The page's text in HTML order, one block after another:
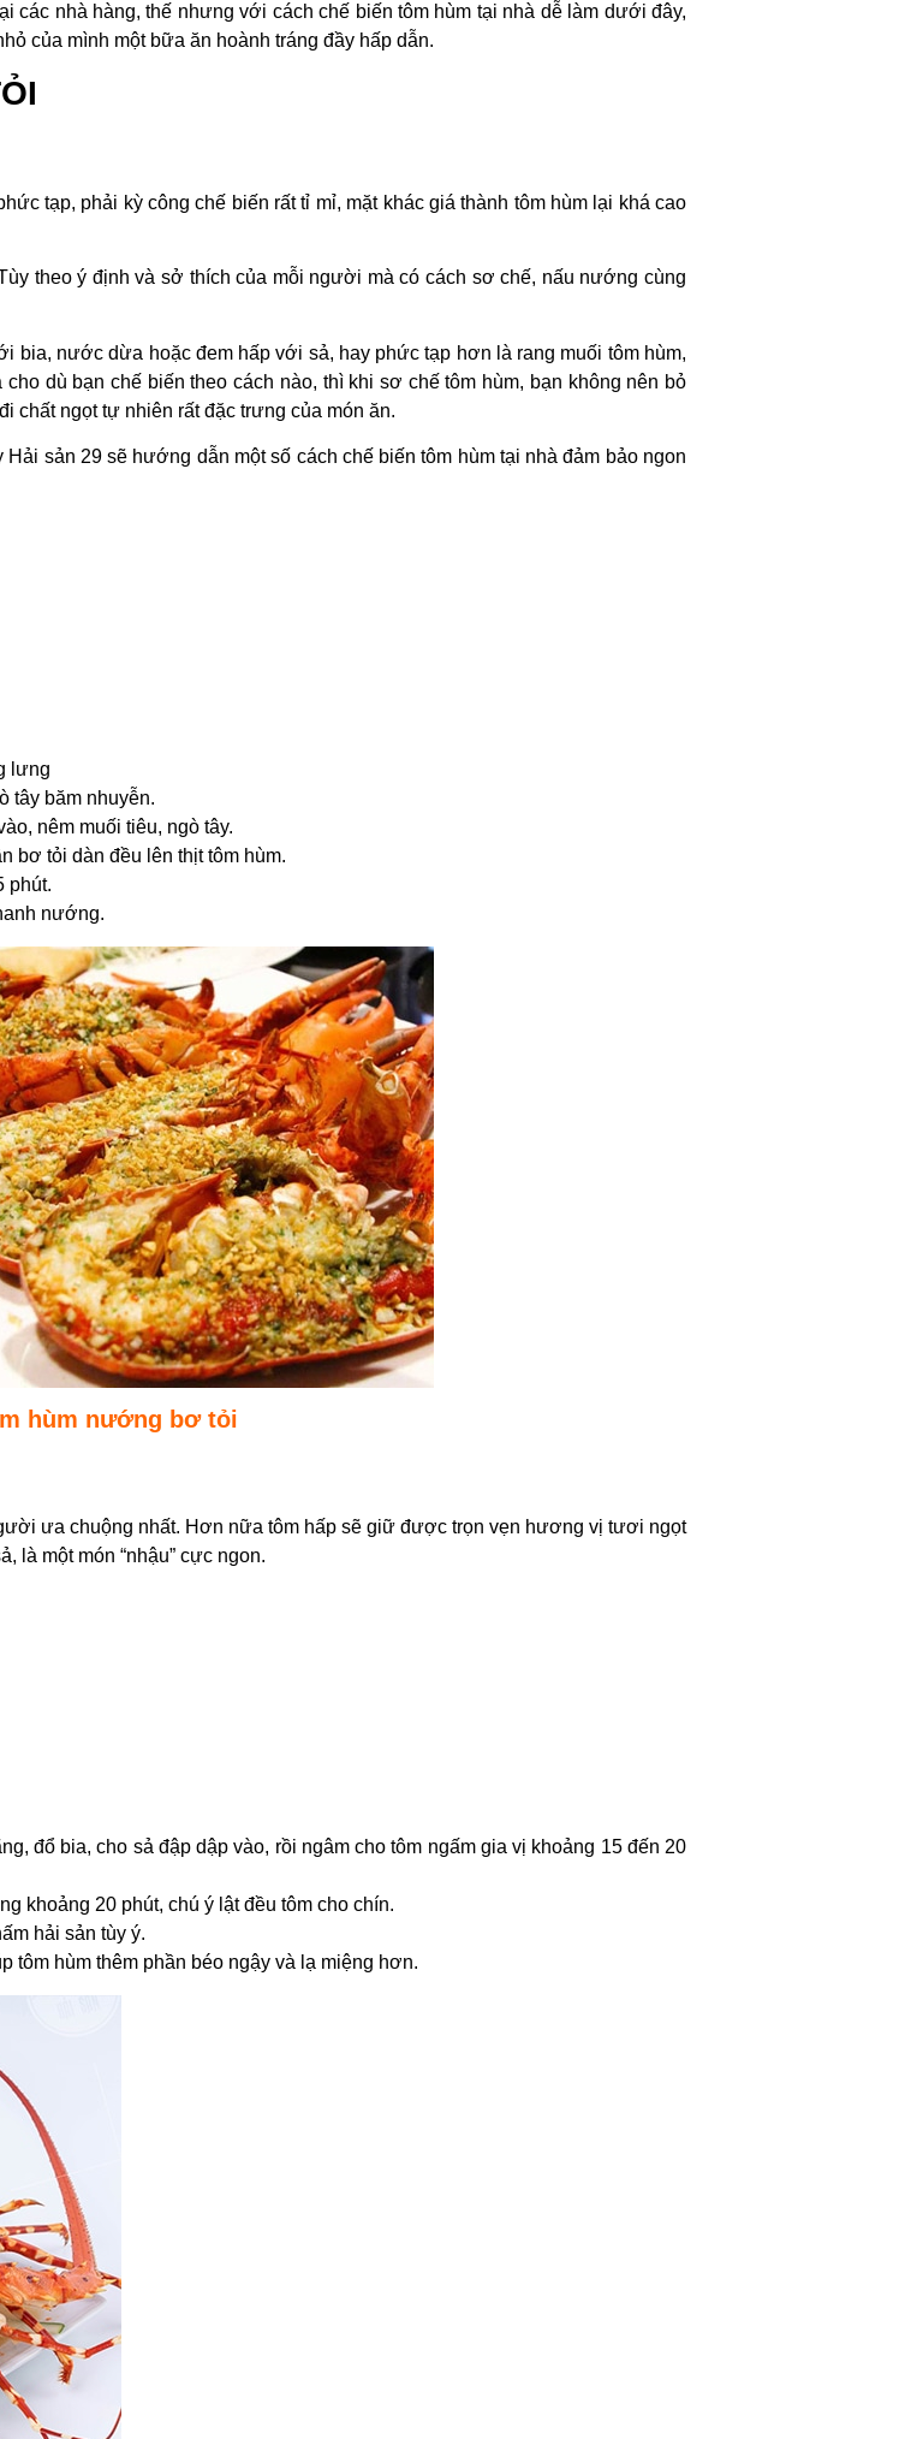
các nhà hàng, thế nhưng với cách chế biến tôm hùm tại nhà dễ làm dưới đây,
của mình một bữa ăn hoành tráng đầy hấp dẫn.
tạp, phải kỳ công chế biến rất tỉ mỉ, mặt khác giá thành tôm hùm lại khá cao
theo ý định và sở thích của mỗi người mà có cách sơ chế, nấu nướng cùng
bia, nước dừa hoặc đem hấp với sả, hay phức tạp hơn là rang muối tôm hùm,
dù bạn chế biến theo cách nào, thì khi sơ chế tôm hùm, bạn không nên bỏ
chất ngọt tự nhiên rất đặc trưng của món ăn.
sản 29 sẽ hướng dẫn một số cách chế biến tôm hùm tại nhà đảm bảo ngon
lưng
tây băm nhuyễn.
nêm muối tiêu, ngò tây.
bơ tỏi dàn đều lên thịt tôm hùm.
phút.
nướng.
hùm nướng bơ tỏi
ưa chuộng nhất. Hơn nữa tôm hấp sẽ giữ được trọn vẹn hương vị tươi ngọt
là một món “nhậu” cực ngon.
đổ bia, cho sả đập dập vào, rồi ngâm cho tôm ngấm gia vị khoảng 15 đến 20
khoảng 20 phút, chú ý lật đều tôm cho chín.
hải sản tùy ý.
hùm thêm phần béo ngậy và lạ miệng hơn.